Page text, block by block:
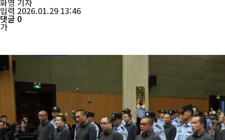
화영 기자
입력 2026.01.29 13:46
댓글 0
가